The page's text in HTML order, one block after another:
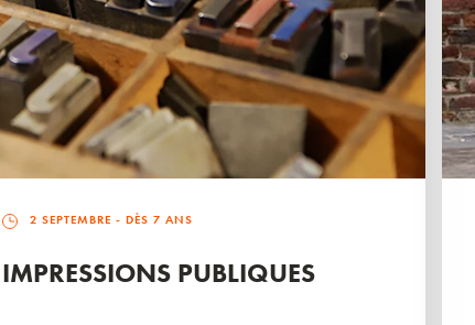
2 SEPTEMBRE - DÈS 7 ANS
IMPRESSIONS PUBLIQUES